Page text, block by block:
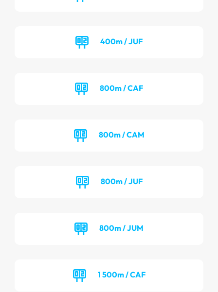
400m / JUF
800m / CAF
800m / CAM
800m / JUF
800m / JUM
1 500m / CAF